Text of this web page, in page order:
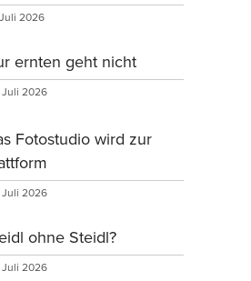
2026
ernten geht nicht
2026
Fotostudio wird zur
2026
ohne Steidl?
2026